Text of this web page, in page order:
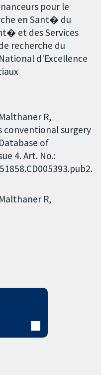
pour le
en Sant� du
et des Services
recherche du
d'Excellence
R,
conventional surgery
of
4. Art. No.:
Malthaner R